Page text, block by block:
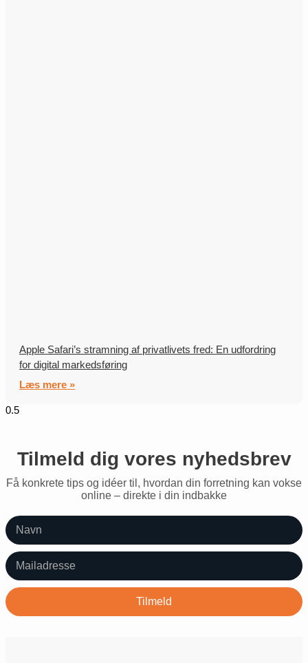
Apple Safari’s stramning af privatlivets fred: En udfordring
for digital markedsføring
Læs mere »
Tilmeld dig vores nyhedsbrev
Få konkrete tips og idéer til, hvordan din forretning kan vokse
online – direkte i din indbakke